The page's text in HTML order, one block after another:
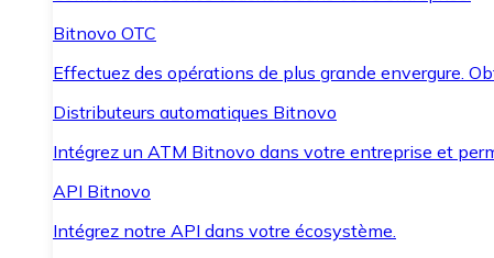
Bitnovo OTC
Effectuez des opérations de plus grande envergure.
Distributeurs automatiques Bitnovo
Intégrez un ATM Bitnovo dans votre entreprise et
API Bitnovo
Intégrez notre API dans votre écosystème.